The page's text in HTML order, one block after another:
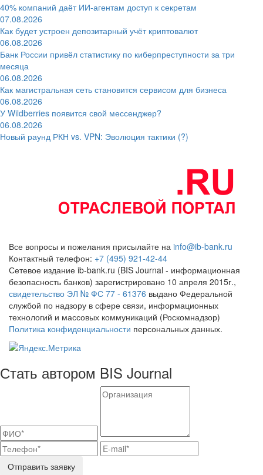
40% компаний даёт ИИ‑агентам доступ к секретам
07.08.2026
Как будет устроен депозитарный учёт криптовалют
06.08.2026
Банк России привёл статистику по киберпреступности за три
месяца
06.08.2026
Как магистральная сеть становится сервисом для бизнеса
06.08.2026
У Wildberries появится свой мессенджер?
06.08.2026
Новый раунд РКН vs. VPN: Эволюция тактики (?)
Все вопросы и пожелания присылайте на info@ib-bank.ru
Контактный телефон: +7 (495) 921-42-44
Сетевое издание ib-bank.ru (BIS Journal - информационная
безопасность банков) зарегистрировано 10 апреля 2015г.,
свидетельство ЭЛ № ФС 77 - 61376 выдано Федеральной
службой по надзору в сфере связи, информационных
технологий и массовых коммуникаций (Роскомнадзор)
Политика конфиденциальности персональных данных.
Стать автором BIS Journal
Отправить заявку